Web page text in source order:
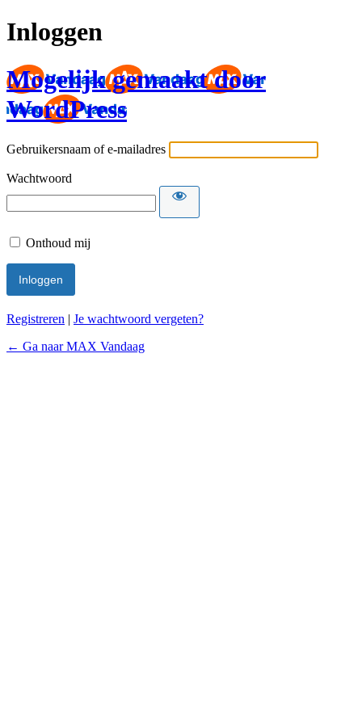
Inloggen
Mogelijk gemaakt door
WordPress
Gebruikersnaam of e-mailadres
Wachtwoord
Onthoud mij
Registreren | Je wachtwoord vergeten?
← Ga naar MAX Vandaag